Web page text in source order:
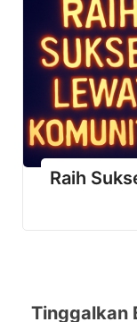
Raih
Tinggalkan